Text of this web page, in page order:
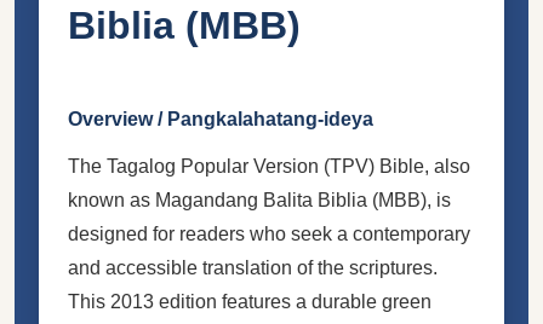
Biblia (MBB)
Overview / Pangkalahatang-ideya
The Tagalog Popular Version (TPV) Bible, also
known as Magandang Balita Biblia (MBB), is
designed for readers who seek a contemporary
and accessible translation of the scriptures.
This 2013 edition features a durable green